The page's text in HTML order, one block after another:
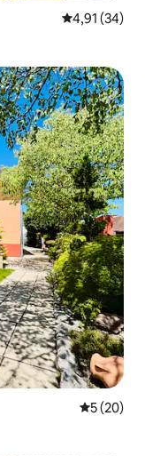
Gemiddelde
4,91 (34)
5 (20)